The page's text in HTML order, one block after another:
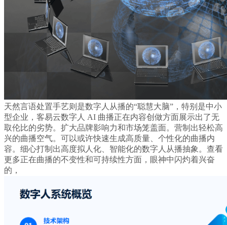
天然言语处置手艺则是数字人从播的“聪慧大脑”，特别是中小
型企业，客易云数字人 AI 曲播正在内容创做方面展示出了无
取伦比的劣势。扩大品牌影响力和市场笼盖面。营制出轻松高
兴的曲播空气。可以或许快速生成高质量、个性化的曲播内
容。细心打制出高度拟人化、智能化的数字人从播抽象。查看
更多正在曲播的不变性和可持续性方面，眼神中闪灼着兴奋
的，